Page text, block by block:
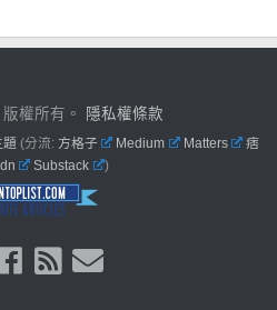
權所有。 隱私權條款
題 (分流: 方格子 Medium Matters
痞
Substack )